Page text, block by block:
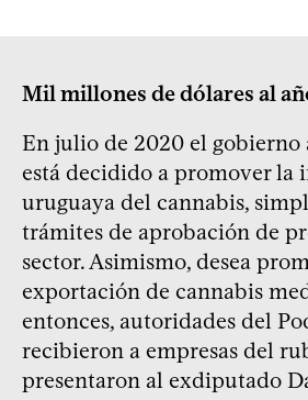
Mil millones de dólares al
En julio de 2020 el gobierno
está decidido a promover la
uruguaya del cannabis,
trámites de aprobación de
sector. Asimismo, desea
exportación de cannabis
entonces, autoridades del
recibieron a empresas del
presentaron al exdiputado